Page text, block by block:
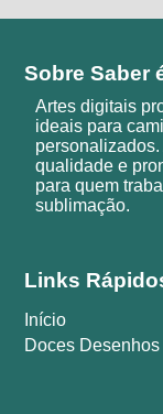
Sobre Saber
Artes digitais
ideais para
qualidade e
para quem
sublimação.
Links
Início
Doces Desenhos